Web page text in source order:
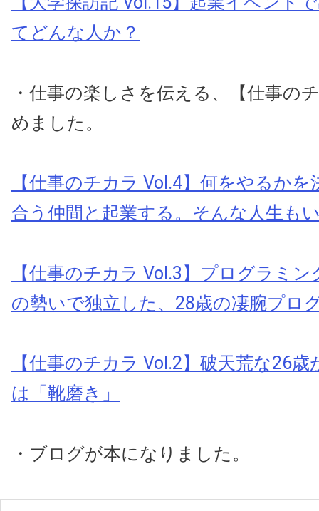
てどんな人か？
・仕事の楽しさを伝える、【仕事の
めました。
【仕事のチカラ Vol.4】何をやるか
合う仲間と起業する。そんな人生も
【仕事のチカラ Vol.3】プログラミ
の勢いで独立した、28歳の凄腕プロ
【仕事のチカラ Vol.2】破天荒な26
は「靴磨き」
・ブログが本になりました。